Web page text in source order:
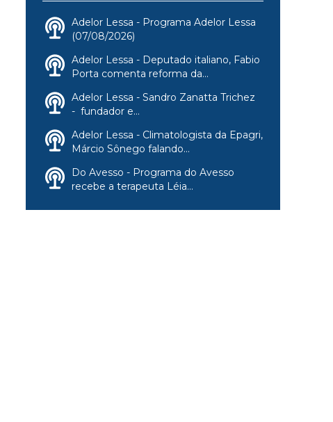
Adelor Lessa - Programa Adelor Lessa
(07/08/2026)
Adelor Lessa - Deputado italiano, Fabio
Porta comenta reforma da...
Adelor Lessa - Sandro Zanatta Trichez
- fundador e...
Adelor Lessa - Climatologista da Epagri,
Márcio Sônego falando...
Do Avesso - Programa do Avesso
recebe a terapeuta Léia...